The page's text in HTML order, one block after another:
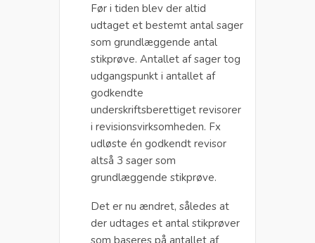
Før i tiden blev der altid
udtaget et bestemt antal sager
som grundlæggende antal
stikprøve. Antallet af sager tog
udgangspunkt i antallet af
godkendte
underskriftsberettiget revisorer
i revisionsvirksomheden. Fx
udløste én godkendt revisor
altså 3 sager som
grundlæggende stikprøve.
Det er nu ændret, således at
der udtages et antal stikprøver
som baseres på antallet af